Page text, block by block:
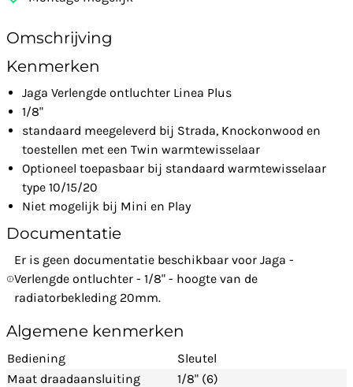
Omschrijving
Kenmerken
Jaga Verlengde ontluchter Linea Plus
1/8"
standaard meegeleverd bij Strada, Knockonwood en
toestellen met een Twin warmtewisselaar
Optioneel toepasbaar bij standaard warmtewisselaar
type 10/15/20
Niet mogelijk bij Mini en Play
Documentatie
Er is geen documentatie beschikbaar voor Jaga -
Verlengde ontluchter - 1/8" - hoogte van de
radiatorbekleding 20mm.
Algemene kenmerken
Bediening
Sleutel
Maat draadaansluiting
1/8" (6)